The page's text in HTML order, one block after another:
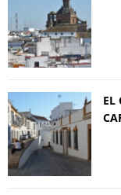
EL